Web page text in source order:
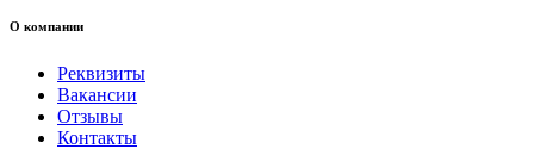
О компании
Реквизиты
Вакансии
Отзывы
Контакты